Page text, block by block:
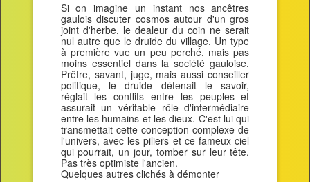
Si on imagine un instant nos ancêtres
gaulois discuter cosmos autour d'un gros
joint d'herbe, le dealeur du coin ne serait
nul autre que le druide du village. Un type
à première vue un peu perché, mais pas
moins essentiel dans la société gauloise.
Prêtre, savant, juge, mais aussi conseiller
politique, le druide détenait le savoir,
réglait les conflits entre les peuples et
assurait un véritable rôle d'intermédiaire
entre les humains et les dieux. C'est lui qui
transmettait cette conception complexe de
l'univers, avec les piliers et ce fameux ciel
qui pourrait, un jour, tomber sur leur tête.
Pas très optimiste l'ancien.
Quelques autres clichés à démonter